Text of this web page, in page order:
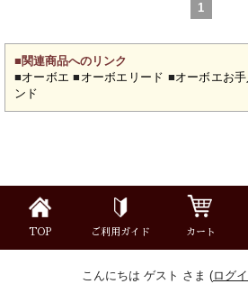
1
■関連商品へのリンク
■オーボエ ■ オーボエリード ■オーボエお
ンド
TOP ご利用ガイド カート
こんにちは ゲスト さま (ログ
永江楽器人気コン
人気の永江楽器コラム
「楽器をはじめよう」